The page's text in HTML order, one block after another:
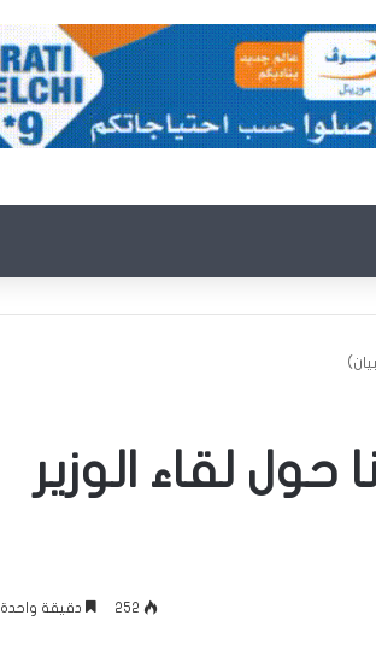
حول لقاء الوزير
252 دقيقة واحدة